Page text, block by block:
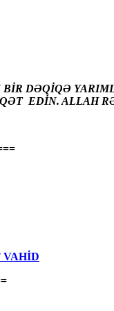
BİR DƏQİQƏ
EDİN. ALLAH